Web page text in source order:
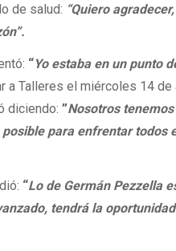
de salud: “Quiero
“Yo estaba en un punto
a Talleres el miércoles 14
diciendo:”Nosotros
para enfrentar todos
“Lo de Germán Pezzella
tendrá la